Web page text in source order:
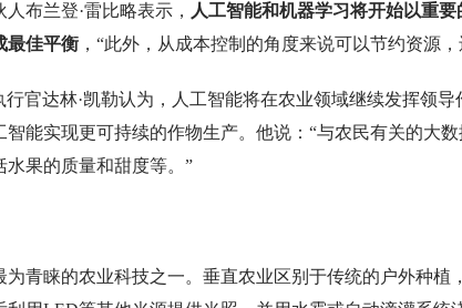
布兰登·雷比略表示， 人工智能和机器学习将开始以重
最佳平衡 ，“此外，从成本控制的角度来说可以节约资源
行官达林·凯勒认为，人工智能将在农业领域继续发挥领
能实现更可持续的作物生产。他说：“与农民有关的大
果的质量和甜度等。”
青睐的农业科技之一。垂直农业区别于传统的户外种植